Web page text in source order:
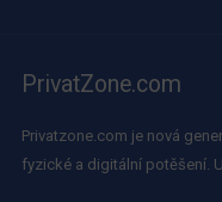
PrivatZone.com
Privatzone.com je nová
fyzické a digitální potěšení.